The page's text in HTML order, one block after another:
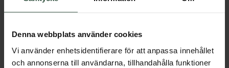
Denna webbplats använder cookies
Vi använder enhetsidentifierare för att anpassa innehållet
och annonserna till användarna, tillhandahålla funktioner
Great Essentials
398 kr 498 kr 498 kr 598 kr